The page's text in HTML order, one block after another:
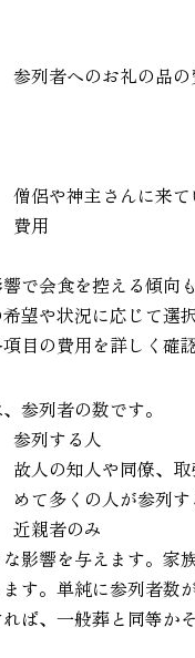
参列者へのお礼の品の
僧侶や神主さんに来
費用
で会食を控える傾向
望や状況に応じて選
目の費用を詳しく確
参列者の数です。
参列する人
故人の知人や同僚、
めて多くの人が参列す
近親者のみ
影響を与えます。家
す。単純に参列者
ば、一般葬と同等